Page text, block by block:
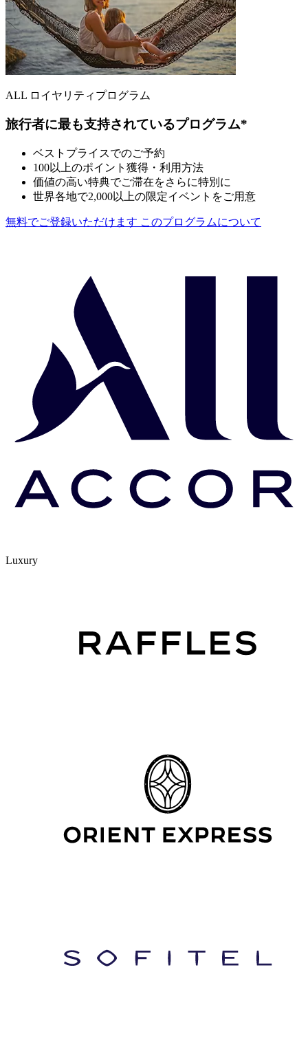
ALL ロイヤリティプログラム
旅行者に最も支持されているプログラム*
ベストプライスでのご予約
100以上のポイント獲得・利用方法
価値の高い特典でご滞在をさらに特別に
世界各地で2,000以上の限定イベントをご用意
無料でご登録いただけます このプログラムについて
Luxury